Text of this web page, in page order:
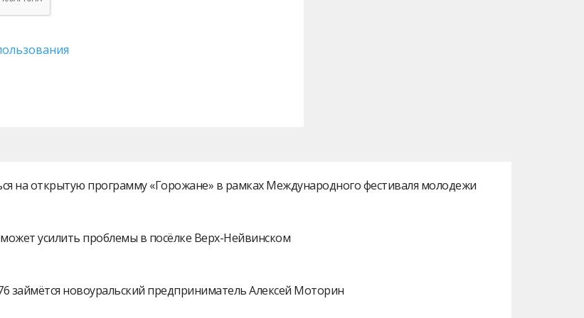
на открытую программу «Горожане» в рамках Международного фестиваля молодежи
усилить проблемы в посёлке Верх-Нейвинском
займётся новоуральский предприниматель Алексей Моторин